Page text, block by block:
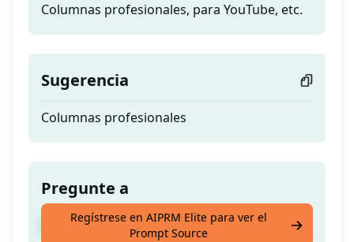
Columnas profesionales, para YouTube, etc.
Sugerencia
Columnas profesionales
Pregunte a
Columnas profesionales, para YouTube, etc.
Regístrese en AIPRM Elite para ver el
Prompt Source